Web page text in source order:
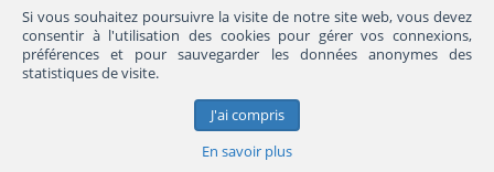
Si vous souhaitez poursuivre la visite de notre site web, vous devez
consentir à l'utilisation des cookies pour gérer vos connexions,
préférences et pour sauvegarder les données anonymes des
statistiques de visite.
J'ai compris
En savoir plus